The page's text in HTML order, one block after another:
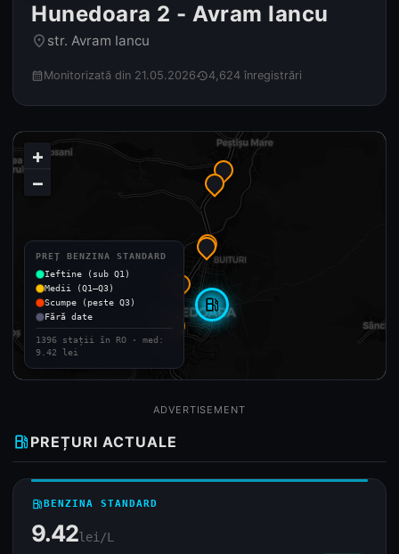
Hunedoara 2 - Avram Iancu
place str. Avram Iancu
calendar_month Monitorizată din 21.05.2026history4,624 înregistrări
local_gas_station
+
−
PREȚ BENZINA STANDARD
Ieftine (sub Q1)
Medii (Q1–Q3)
Scumpe (peste Q3)
Fără date
1396 stații în RO · med:
9.42 lei
ADVERTISEMENT
local_gas_station PREȚURI ACTUALE
local_gas_stationBENZINA STANDARD
9.42lei/L